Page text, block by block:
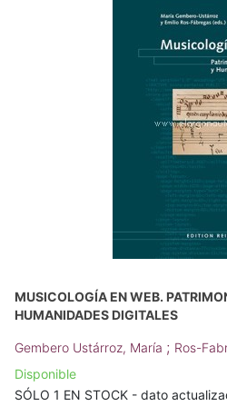
MUSICOLOGÍA EN WEB.
HUMANIDADES DIGITALES
Gembero Ustárroz, María ; Ros-
Disponible
SÓLO 1 EN STOCK - dato